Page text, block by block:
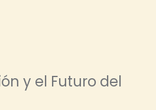
y el Futuro del